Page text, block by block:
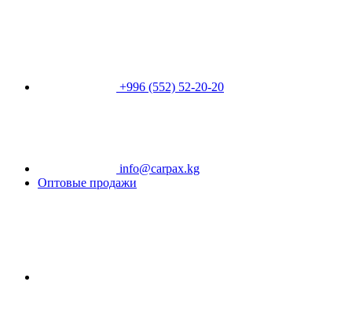
+996 (552) 52-20-20
info@carpax.kg
Оптовые продажи